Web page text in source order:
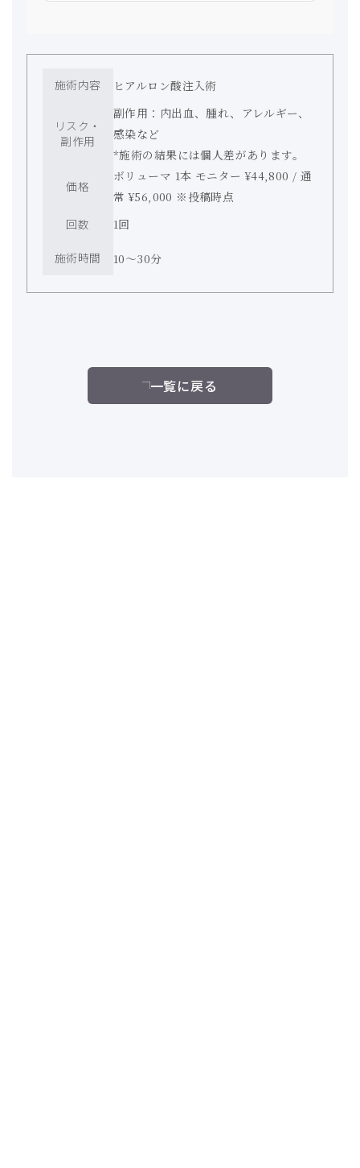
施術内容 ヒアルロン酸注入術
リスク・
副作用
副作用：内出血、腫れ、アレルギー、
感染など
*施術の結果には個人差があります。
価格
ボリューマ 1本 モニター ¥44,800 / 通
常 ¥56,000 ※投稿時点
回数
1回
施術時間 10〜30分
一覧に戻る